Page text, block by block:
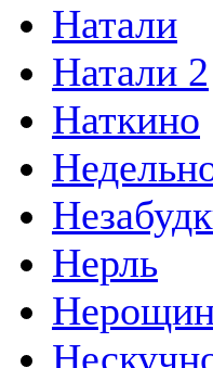
Натали
Натали 2
Наткино
Нерль